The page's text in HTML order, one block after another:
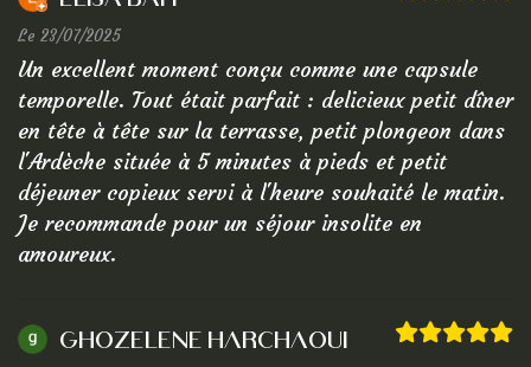
Le 23/07/2025
Un excellent moment conçu comme une capsule
temporelle. Tout était parfait : delicieux petit dîner
en tête à tête sur la terrasse, petit plongeon dans
l'Ardèche située à 5 minutes à pieds et petit
déjeuner copieux servi à l'heure souhaité le matin.
Je recommande pour un séjour insolite en
amoureux.
ghozelene harchaoui